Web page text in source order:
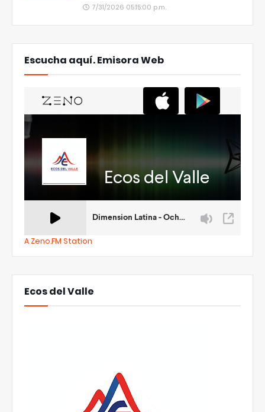
7/31/2026 05:15:00 p.m.
Escucha aquí. Emisora Web
A Zeno.FM Station
Ecos del Valle